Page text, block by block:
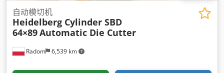
Radom 6,539 km
自动模切机
Heidelberg Cylinder SBD
64×89Automatic Die Cutter